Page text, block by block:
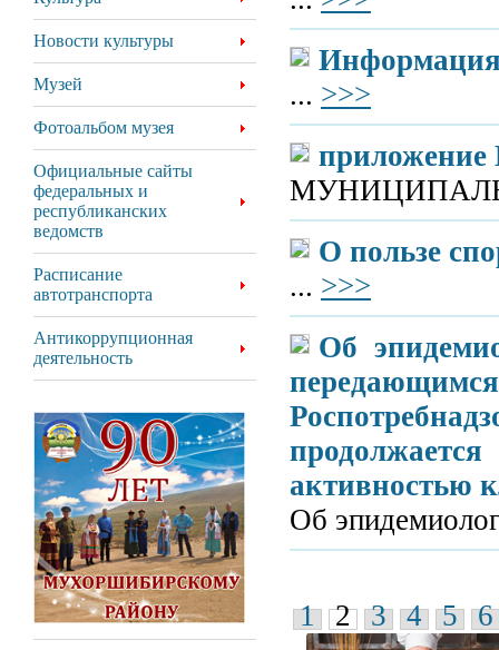
Новости культуры
Музей
Фотоальбом музея
Официальные сайты
федеральных и
республиканских
ведомств
Расписание
автотранспорта
Антикоррупционная
деятельность
Информация
... >>>
приложение
О пользе
... >>>
Об
активностью
Об
1 2 3 4 5 6